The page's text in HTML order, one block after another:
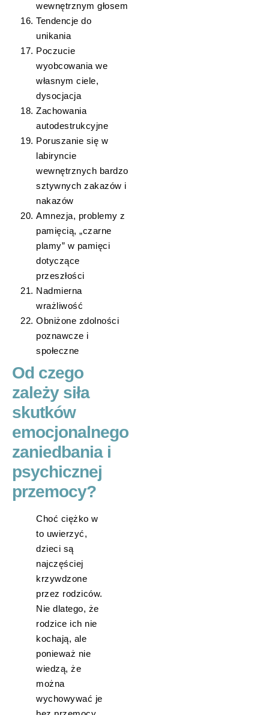
wewnętrznym głosem
Tendencje do
unikania
Poczucie
wyobcowania we
własnym ciele,
dysocjacja
Zachowania
autodestrukcyjne
Poruszanie się w
labiryncie
wewnętrznych bardzo
sztywnych zakazów i
nakazów
Amnezja, problemy z
pamięcią, „czarne
plamy” w pamięci
dotyczące
przeszłości
Nadmierna
wrażliwość
Obniżone zdolności
poznawcze i
społeczne
Od czego
zależy siła
skutków
emocjonalnego
zaniedbania i
psychicznej
przemocy?
Choć ciężko w
to uwierzyć,
dzieci są
najczęściej
krzywdzone
przez rodziców.
Nie dlatego, że
rodzice ich nie
kochają, ale
ponieważ nie
wiedzą, że
można
wychowywać je